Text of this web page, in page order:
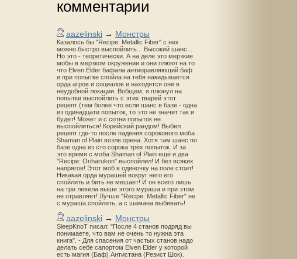
комментарии
aazelinski → Монстры
Казалось бы "Recipe: Metallic Fiber" с них
можно быстро выспойлить... Высокий шанс...
Но это - теоретически. А на деле это мерзкие
мобы в мерзком окружении и они плюют на то
что Elven Elder бафала антиоравляющий баф
и при попытке спойла на тебя накидывается
орда агров и социалов и находятся они в
неудобной локации. Вобщем, я плюнул на
попытки выспойлить с этих тварей этот
рецепт (тем более что если шанс в базе - одна
из одинадцати попыток, то это не значит так и
будет! Может и с сотни попыток не
выспойлиться! Корейский рандом! Выбил
рецепт где-то после падения сорокового моба
Shaman of Plain возле орена. Хотя там шанс по
базе одна из сто сорока трёх попыток. И за
это время с моба Shaman of Plain ещё и два
"Recipe: Oriharukon" выспойлил! И без всяких
напрягов! Этот моб в одиночку на поле стоит!
Никакая орда мурашей вокруг него его
спойлить и бить не мешает! И он всего лишь
на три левела выше этого мураша и при этом
не отравляет! Лучше "Recipe: Metallic Fiber" не
с мураша спойлить, а с шамана выбивать!
aazelinski → Монстры
SleepKnoT писал: "После 4 станов подряд вы
понимаете, что вам не очень то нужна эта
книга". - Для спасения от частых станов надо
делать себе сапортом Elven Elder у которой
есть магия (Баф) Антистана (Резист Шок).